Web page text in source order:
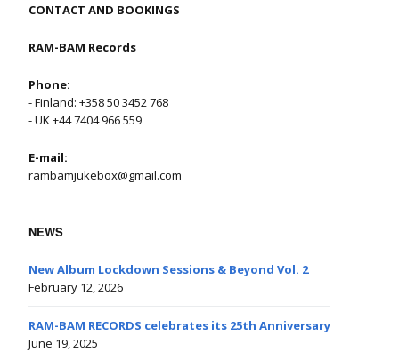
CONTACT AND BOOKINGS
RAM-BAM Records
Phone:
- Finland: +358 50 3452 768
- UK +44 7404 966 559
E-mail:
rambamjukebox@gmail.com
NEWS
New Album Lockdown Sessions & Beyond Vol. 2
February 12, 2026
RAM-BAM RECORDS celebrates its 25th Anniversary
June 19, 2025